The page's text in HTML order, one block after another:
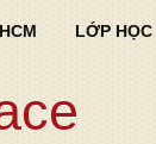
LỚP